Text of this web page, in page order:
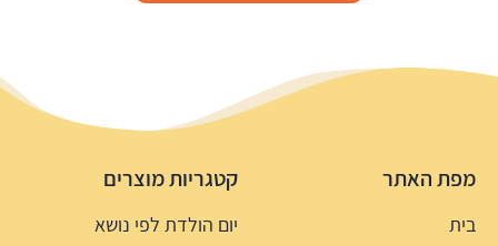
מפת האתר
בית
קטגריות מוצרים
יום הולדת לפי נושא